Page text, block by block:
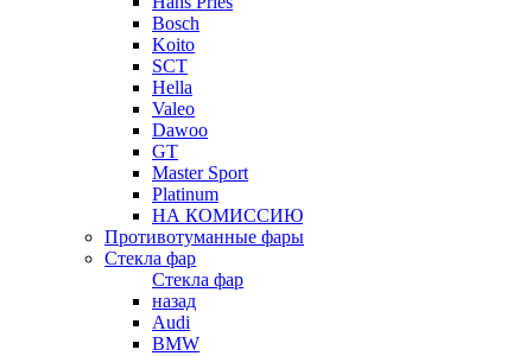
Bosch
Koito
SCT
Hella
Valeo
Dawoo
GT
Master Sport
Platinum
НА КОМИССИЮ
Противотуманные фары
Стекла фар
Стекла фар
назад
Audi
BMW